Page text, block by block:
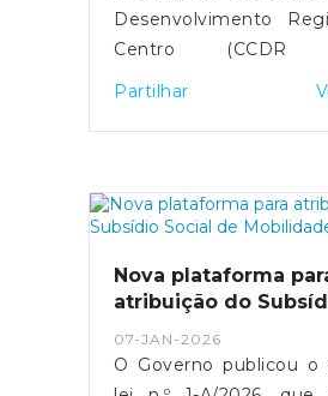
Desenvolvimento
Centro (CCDR
disponibilizou uma
prejuízos
afetaram vários
Região Centro.O portal
agricultores e
permitindo a
danos em habitações,
económicas,
Partilhar
Nova plataforma
atribuição do
07-JAN-2026
O Governo publicou o